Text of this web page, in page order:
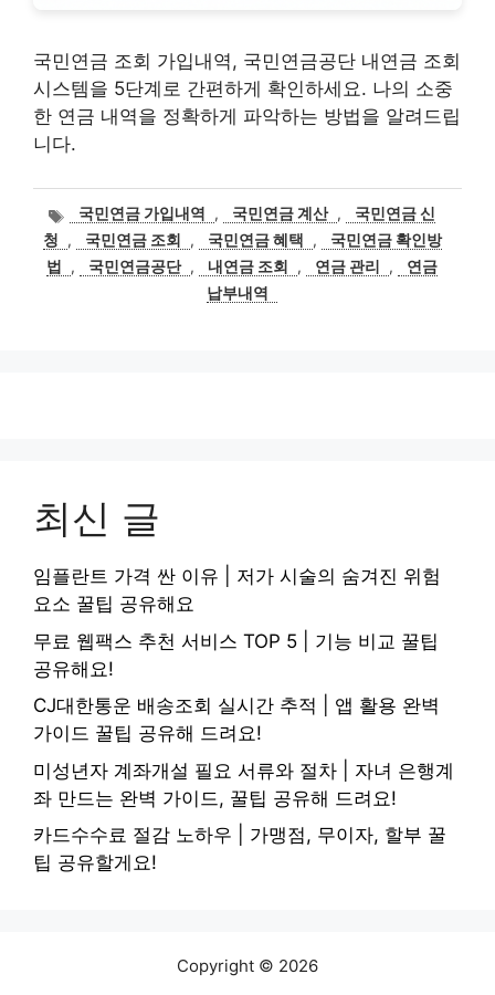
국민연금 조회 가입내역, 국민연금공단 내연금 조회
시스템을 5단계로 간편하게 확인하세요. 나의 소중
한 연금 내역을 정확하게 파악하는 방법을 알려드립
니다.
태국민연금 가입내역 , 국민연금 계산 ,
국민연금 신
청
, 국민연금 조회 , 국민연금 혜택 ,
국민연금 확인방
법
, 국민연금공단 , 내연금 조회 , 연금 관리 ,
연금
납부내역
최신 글
임플란트 가격 싼 이유 | 저가 시술의 숨겨진 위험
요소 꿀팁 공유해요
무료 웹팩스 추천 서비스 TOP 5 | 기능 비교 꿀팁
공유해요!
CJ대한통운 배송조회 실시간 추적 | 앱 활용 완벽
가이드 꿀팁 공유해 드려요!
미성년자 계좌개설 필요 서류와 절차 | 자녀 은행계
좌 만드는 완벽 가이드, 꿀팁 공유해 드려요!
카드수수료 절감 노하우 | 가맹점, 무이자, 할부 꿀
팁 공유할게요!
Copyright © 2026